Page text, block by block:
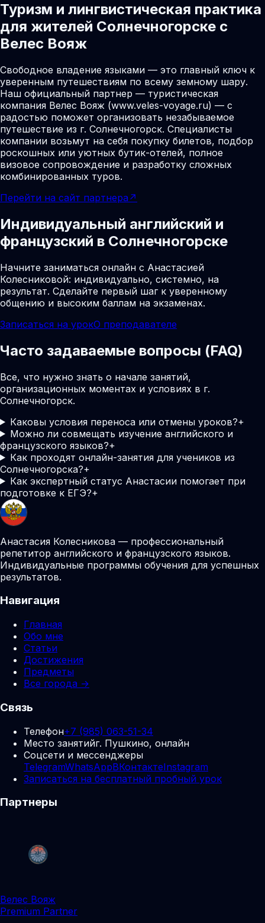
Туризм и лингвистическая практика
для жителей Солнечногорске с
Велес Вояж
Свободное владение языками — это главный ключ к
уверенным путешествиям по всему земному шару.
Наш официальный партнер — туристическая
компания Велес Вояж (www.veles-voyage.ru) — с
радостью поможет организовать незабываемое
путешествие из г. Солнечногорск. Специалисты
компании возьмут на себя покупку билетов, подбор
роскошных или уютных бутик-отелей, полное
визовое сопровождение и разработку сложных
комбинированных туров.
Перейти на сайт партнера ↗
Индивидуальный английский и
французский в Солнечногорске
Начните заниматься онлайн с Анастасией
Колесниковой: индивидуально, системно, на
результат. Сделайте первый шаг к уверенному
общению и высоким баллам на экзаменах.
Записаться на урокО преподавателе
Часто задаваемые вопросы (FAQ)
Все, что нужно знать о начале занятий,
организационных моментах и условиях в г.
Солнечногорск.
Каковы условия переноса или отмены уроков?+
Можно ли совмещать изучение английского и
французского языков?+
Как проходят онлайн-занятия для учеников из
Солнечногорска?+
Как экспертный статус Анастасии помогает при
подготовке к ЕГЭ?+
Анастасия Колесникова — профессиональный
репетитор английского и французского языков.
Индивидуальные программы обучения для успешных
результатов.
Навигация
Главная
Обо мне
Статьи
Достижения
Предметы
Все города →
Связь
Телефон+7 (985) 063-51-34
Место занятийг. Пушкино, онлайн
Соцсети и мессенджеры
TelegramWhatsAppВКонтактеInstagram
Записаться на бесплатный пробный урок
Партнеры
Велес Вояж
Premium Partner